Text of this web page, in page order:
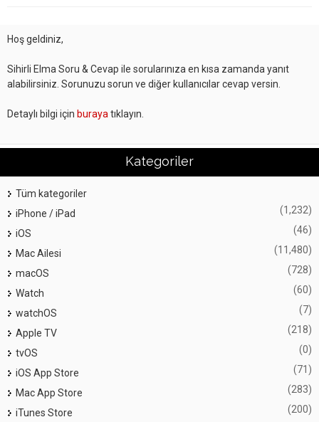
Hoş geldiniz,
Sihirli Elma Soru & Cevap ile sorularınıza en kısa zamanda yanıt
alabilirsiniz. Sorunuzu sorun ve diğer kullanıcılar cevap versin.
Detaylı bilgi için buraya tıklayın.
Kategoriler
Tüm kategoriler
iPhone / iPad
(1,232)
iOS (46)
Mac Ailesi (11,480)
macOS (728)
Watch (60)
watchOS (7)
Apple TV (218)
tvOS (0)
iOS App Store (71)
Mac App Store (283)
iTunes Store (200)